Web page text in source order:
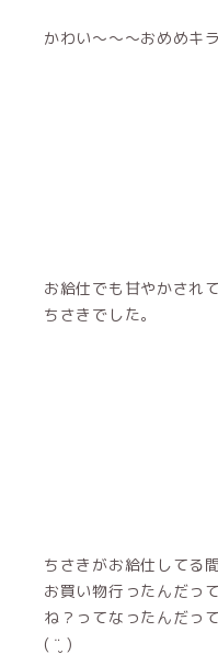
かわい〜〜〜おめめキ
お給仕でも甘やかされ
ちさきでした。
ちさきがお給仕してる
お買い物行ったんだっ
ね？ってなったんだっ
( ¨̮ )